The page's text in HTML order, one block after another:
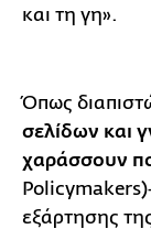
και τη γη».
Όπως
σελίδων και
χαράσσουν
εξάρτησης